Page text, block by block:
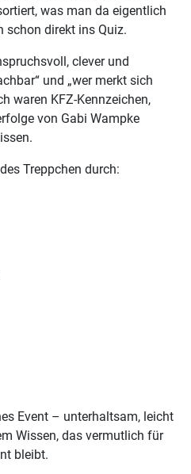
was man da eigentlich
schon direkt ins Quiz.
clever und
und „wer merkt sich
waren KFZ-Kennzeichen,
von Gabi Wampke
Treppchen durch:
Event – unterhaltsam, leicht
Wissen, das vermutlich für
bleibt.